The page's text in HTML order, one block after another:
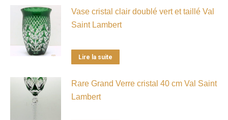
Vase cristal clair doublé vert et taillé Val
Saint Lambert
Lire la suite
Rare Grand Verre cristal 40 cm Val Saint
Lambert